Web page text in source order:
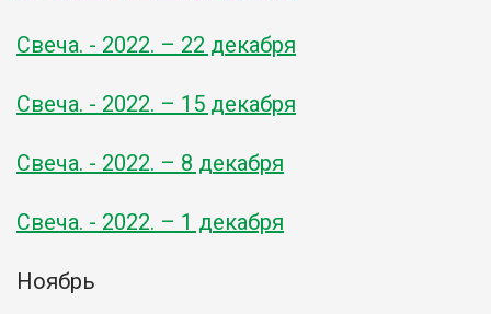
Свеча. - 2022. – 22 декабря
Свеча. - 2022. – 15 декабря
Свеча. - 2022. – 8 декабря
Свеча. - 2022. – 1 декабря
Ноябрь